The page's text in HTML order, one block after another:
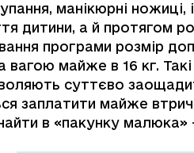
манікюрні
дитини, а й протягом
програми розмір
вагою майже в 16 кг.
суттєво
заплатити майже
в «пакунку малюка»